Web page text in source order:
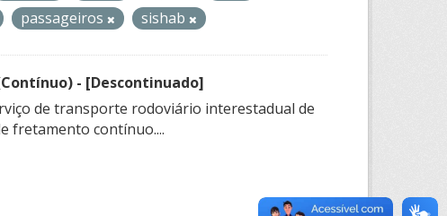
passageiros sishab
- [Descontinuado]
de transporte rodoviário interestadual de
fretamento contínuo....